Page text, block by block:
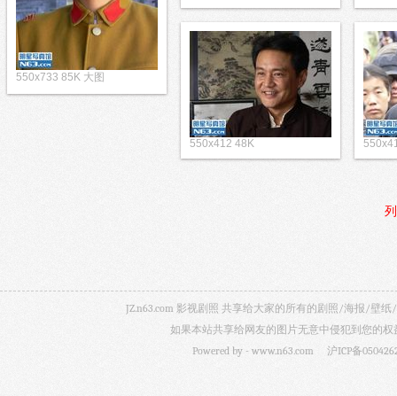
550x733 85K 大图
550x412 48K
JZ.n63.com 影视剧照 共享给大家的所有的剧照/海报/壁
如果本站共享给网友的图片无意中侵犯到您的
Powered by - www.n63.com 沪ICP备